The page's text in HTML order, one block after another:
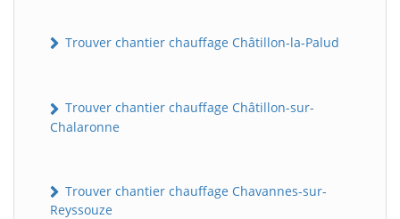
Trouver chantier chauffage Châtillon-la-Palud
Trouver chantier chauffage Châtillon-sur-
Chalaronne
Trouver chantier chauffage Chavannes-sur-
Reyssouze